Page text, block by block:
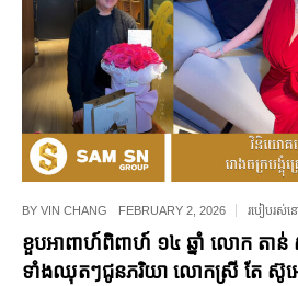
BY VIN CHANG FEBRUARY 2, 2026 របៀបរស់ន
ខួបអាពាហ៍ពិពាហ៍ ១៤ ឆ្នាំ លោក តាន់
ទាំងឈុតៗជូនភរិយា លោកស្រី តែ ស៊ូអ